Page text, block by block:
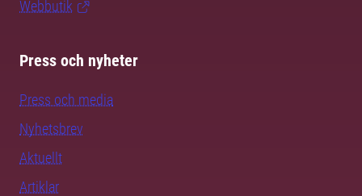
Webbutik
Press och nyheter
Press och media
Nyhetsbrev
Aktuellt
Artiklar